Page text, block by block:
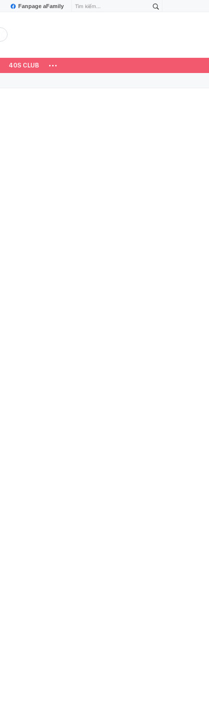
Fanpage aFamily
40S CLUB